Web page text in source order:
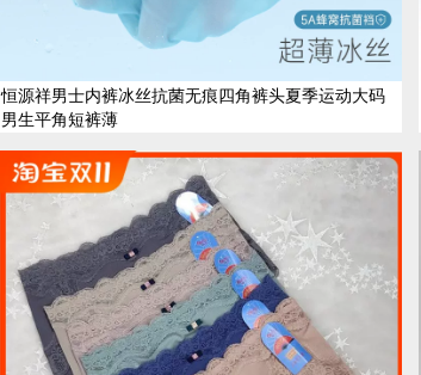
恒源祥男士内裤冰丝抗菌无痕四角裤头夏季运动大码
男生平角短裤薄